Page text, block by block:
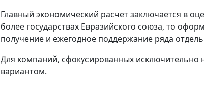
Главный экономический расчет заключается в
более государствах Евразийского союза, то
получение и ежегодное поддержание ряда
Для компаний, сфокусированных исключительно
вариантом.